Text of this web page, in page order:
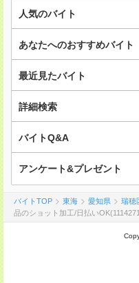
人気のバイト
あなたへのおすすめバイト
最近見たバイト
詳細検索
バイトQ&A
アンケート&プレゼント
バイトTOP 東海 愛知県 瑞穂
品のショット加工/日払い